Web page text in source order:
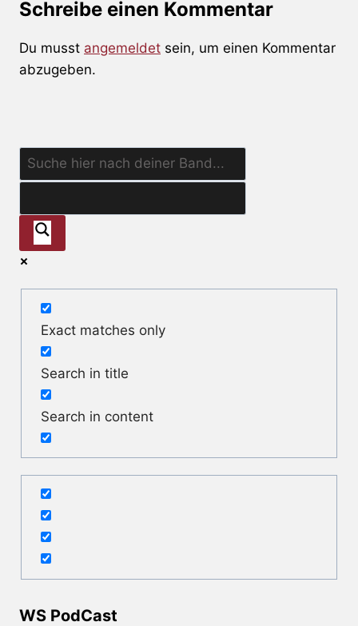
Schreibe einen Kommentar
Du musst angemeldet sein, um einen Kommentar
abzugeben.
Exact matches only
Search in title
Search in content
WS PodCast